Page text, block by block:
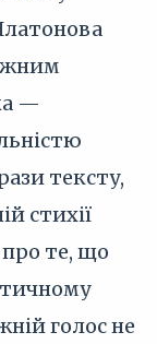
—
тексту,
стихії
про те, що
голос не